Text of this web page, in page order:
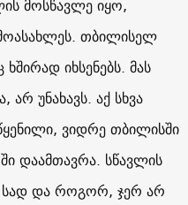
მოსწავლე იყო,
თბილისელ
იხსენებს. მას
უნახავს. აქ სხვა
ვიდრე თბილისში
დაამთავრა. სწავლის
სად და როგორ, ჯერ არ